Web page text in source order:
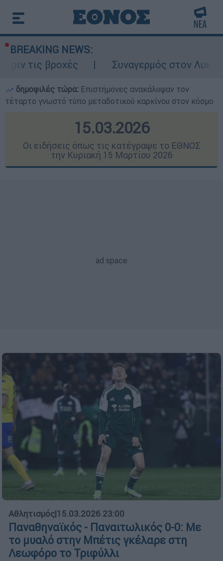
BREAKING NEWS:
Συναγερμός στον Λυκαβηττό: Σορός
δημοφιλές τώρα: Επιστήμονες ανακάλυψαν τον
τέταρτο γνωστό τύπο μεταδοτικού καρκίνου στον κόσμο
15.03.2026
Οι ειδήσεις όπως τις κατέγραψε το ΕΘΝΟΣ
την Κυριακή 15 Μαρτίου 2026
Αθλητισμός|15.03.2026 23:00
Παναθηναϊκός - Παναιτωλικός 0-0: Με
το μυαλό στην Μπέτις γκέλαρε στη
Λεωφόρο το Τριφύλλι